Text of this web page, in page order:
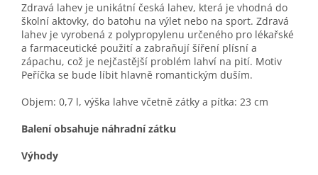
Zdravá lahev je unikátní česká lahev, která je vhodná do
školní aktovky, do batohu na výlet nebo na sport. Zdravá
lahev je vyrobená z polypropylenu určeného pro lékařské
a farmaceutické použití a zabraňují šíření plísní a
zápachu, což je nejčastější problém lahví na pití. Motiv
Peříčka se bude líbit hlavně romantickým duším.
Objem: 0,7 l, výška lahve včetně zátky a pítka: 23 cm
Balení obsahuje náhradní zátku
Výhody